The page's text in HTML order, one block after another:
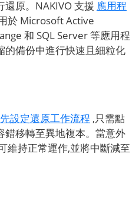
還原。NAKIVO 支援 應用程
於 Microsoft Active
和 SQL Server 等應用程
的備份中進行快速且細粒化
設定還原工作流程 ,只需點
錯移轉至異地複本。當意外
維持正常運作,並將中斷減至